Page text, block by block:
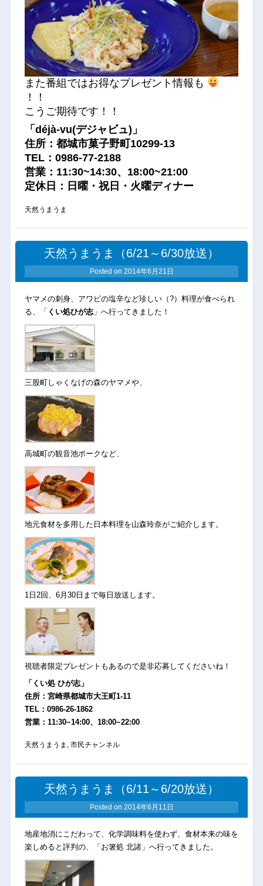
また番組ではお得なプレゼント情報も
！！
こうご期待です！！
「déjà-vu(デジャビュ)」
住所：都城市菓子野町10299-13
TEL：0986-77-2188
営業：11:30~14:30、18:00~21:00
定休日：日曜・祝日・火曜ディナー
天然うまうま
天然うまうま（6/21～6/30放送）
Posted on 2014年6月21日
ヤマメの刺身、アワビの塩辛など珍しい（?）料理が食べられ
る、「 くい処ひが志」へ行ってきました！
三股町しゃくなげの森のヤマメや、
高城町の観音池ポークなど、
地元食材を多用した日本料理を山森玲奈がご紹介します。
1日2回、6月30日まで毎日放送します。
視聴者限定プレゼントもあるので是非応募してくださいね！
「くい処 ひが志」
住所：宮崎県都城市大王町1-11
TEL：0986-26-1862
営業：11:30~14:00、18:00~22:00
天然うまうま , 市民チャンネル
天然うまうま（6/11～6/20放送）
Posted on 2014年6月11日
地産地消にこだわって、化学調味料を使わず、食材本来の味を
楽しめると評判の、「お箸処 北諸」へ行ってきました。